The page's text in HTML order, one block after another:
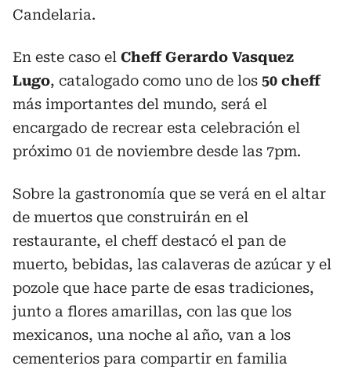
Candelaria.
En este caso el Cheff Gerardo Vasquez
Lugo, catalogado como uno de los 50 cheff
más importantes del mundo, será el
encargado de recrear esta celebración el
próximo 01 de noviembre desde las 7pm.
Sobre la gastronomía que se verá en el altar
de muertos que construirán en el
restaurante, el cheff destacó el pan de
muerto, bebidas, las calaveras de azúcar y el
pozole que hace parte de esas tradiciones,
junto a flores amarillas, con las que los
mexicanos, una noche al año, van a los
cementerios para compartir en familia